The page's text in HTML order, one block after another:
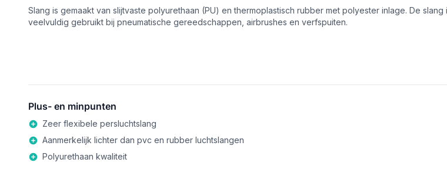
Slang is gemaakt van slijtvaste polyurethaan (PU) en thermoplastisch rubber met polyester inlage. De
veelvuldig gebruikt bij pneumatische gereedschappen, airbrushes en verfspuiten.
Plus- en minpunten
Zeer flexibele persluchtslang
Aanmerkelijk lichter dan pvc en rubber luchtslangen
Polyurethaan kwaliteit